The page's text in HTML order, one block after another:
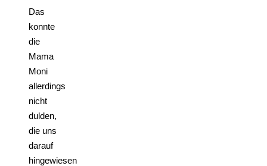
Das
konnte
die
Mama
Moni
allerdings
nicht
dulden,
die uns
darauf
hingewiesen